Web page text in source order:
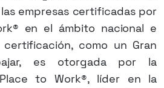
empresas certificadas por
en el ámbito nacional e
certificación, como un Gran
es otorgada por la
to Work®, líder en la